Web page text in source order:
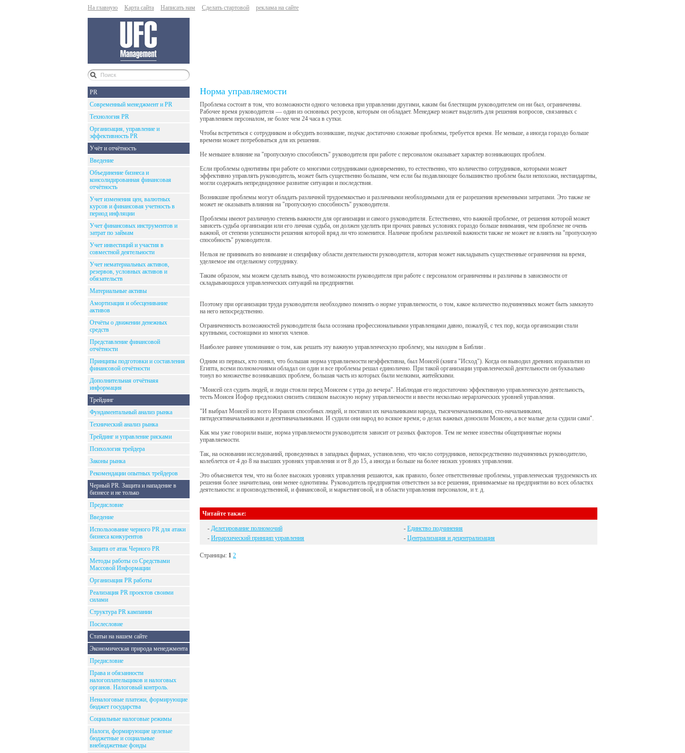
На главную Карта сайта Написать нам Сделать стартовой реклама на сайте
PR
Современный менеджмент и PR
Технология PR
Организация, управление и
эффективность PR
Учёт и отчётность
Введение
Объединение бизнеса и
консолидированная финансовая
отчётность
Учет изменения цен, валютных
курсов и финансовая учетность в
период инфляции
Учет финансовых инструментов и
затрат по займам
Учет инвестиций и участия в
совместной деятельности
Учет нематериальных активов,
резервов, условных активов и
обязательств
Материальные активы
Амортизация и обесценивание
активов
Отчёты о движении денежных
средств
Представление финансовой
отчётности
Принципы подготовки и составления
финансовой отчётности
Дополнительная отчётнаяя
информация
Трейдинг
Фундаментальный анализ рынка
Технический анализ рынка
Трейдинг и управление рисками
Психология трейдера
Законы рынка
Рекомендации опытных трейдеров
Черный PR. Защита и нападение в
бизнесе и не только
Предисловие
Введение
Использование черного PR для атаки
бизнеса конкурентов
Защита от атак Черного PR
Методы работы со Средствами
Массовой Информации
Организация PR работы
Реализация PR проектов своими
силами
Структура PR кампании
Послесловие
Статьи на нашем сайте
Экономическая природа менеджмента
Предисловие
Права и обязанности
налогоплательщиков и налоговых
органов. Налоговый контроль.
Неналоговые платежи, формирующие
бюджет государства
Социальные налоговые режимы
Налоги, формирующие целевые
бюджетные и социальные
внебюджетные фонды
Норма управляемости
Проблема состоит в том, что возможности одного человека при управлении другими, каким бы блестящим руководителем он ни был, ограниченны.
Рабочее время руководителя — один из основных ресурсов, которым он обладает. Менеджер может выделить для решения вопросов, связанных с
управлением персоналом, не более чем 24 часа в сутки.
Чтобы встретиться с сотрудником и обсудить возникшие, подчас достаточно сложные проблемы, требуется время. Не меньше, а иногда гораздо больше
времени может потребоваться для их решения.
Не меньшее влияние на "пропускную способность" руководителя при работе с персоналом оказывает характер возникающих проблем.
Если проблемы однотипны при работе со многими сотрудниками одновременно, то естественно, что количество сотрудников, которыми может
эффективно управлять руководитель, может быть существенно большим, чем если бы подавляющее большинство проблем были непохожи, нестандартны,
могли содержать непредвиденное развитие ситуации и последствия.
Возникшие проблемы могут обладать различной трудоемкостью и различными необходимыми для ее разрешения временными затратами. Это также не
может не оказывать влияния на "пропускную способность" руководителя.
Проблемы имеют различную степень важности для организации и самого руководителя. Естественно, что важной проблеме, от решения которой может
зависеть судьба организации или его личная судьба, он должен уделить при прочих равных условиях гораздо больше внимания, чем проблеме не очень
важной, от степени успешности решения которой вряд ли что изменится. Наличие проблем различной важности также не может не влиять на "пропускную
способность" руководителя.
Нельзя не принимать во внимание и специфику области деятельности руководителя, которая может накладывать существенные ограничения на время,
уделяемое им отдельному сотруднику.
Таким образом, мы можем сделать вывод, что возможности руководителя при работе с персоналом ограниченны и различны в зависимости от
складывающихся управленческих ситуаций на предприятии.
Поэтому при организации труда руководителя необходимо помнить о норме управляемости, о том, какое количество подчиненных может быть замкнуто
на него непосредственно.
Ограниченность возможностей руководителя была осознана профессиональными управленцами давно, пожалуй, с тех пор, когда организации стали
крупными, состоящими из многих членов.
Наиболее раннее упоминание о том, как решать эту важную управленческую проблему, мы находим в Библии .
Одним из первых, кто понял, что большая норма управляемости неэффективна, был Моисей (книга "Исход"). Когда он выводил древних израильтян из
Египта, всеми полномочиями обладал он один и все проблемы решал единолично. При такой организации управленческой деятельности он буквально
тонул во множестве возникавших проблем, большая часть из которых были мелкими, житейскими.
"Моисей сел судить людей, и люди стояли перед Моисеем с утра до вечера". Наблюдая его недостаточно эффективную управленческую деятельность,
тесть Моисея Иофор предложил снизить слишком высокую норму управляемости и ввести несколько иерархических уровней управления.
"И выбрал Моисей из всего Израиля способных людей, и поставил их начальниками народа, тысяченачальниками, сто-начальниками,
пятидесятиначальниками и дееятиначальниками. И судили они народ во всякое время; о делах важных доносили Моисею, а все малые дела судили сами".
Как мы уже говорили выше, норма управляемости руководителя зависит от разных факторов. Тем не менее известны общепринятые нормы
управляемости.
Так, на основании исследований, проведенных в западных фирмах, установлено, что число сотрудников, непосредственно подчиненных руководителю,
колеблется от 4 до 8 на высших уровнях управления и от 8 до 15, а иногда и больше на более низких уровнях управления.
Это объясняется тем, что на более высоких уровнях управления решаются, как правило, более ответственные проблемы, управленческая трудоемкость их
решения более значительна, они менее однотипны. Руководитель предприятия ответствен за все решения, принимаемые на предприятии во всех областях
деятельности: и производственной, и финансовой, и маркетинговой, и в области управления персоналом, и т. д.
Читайте также:
- Делегирование полномочий
- Иерархический принцип управления
- Единство подчинения
- Централизация и децентрализация
Страницы: 1 2